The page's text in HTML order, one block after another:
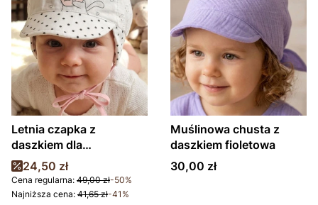
Letnia czapka z
daszkiem dla
dziewczynki Love
Cena promocyjna
24,50 zł
Cena regularna: 49,00 zł-50%
Najniższa cena: 41,65 zł-41%
Muślinowa chusta z
daszkiem fioletowa
Cena
30,00 zł